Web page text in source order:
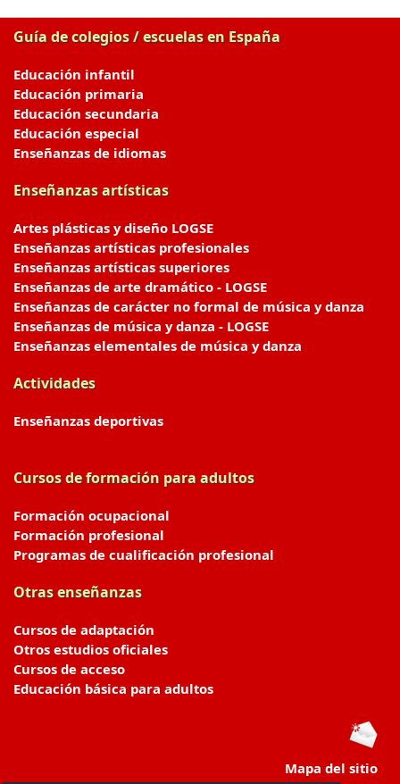
Guía de colegios / escuelas en España
Educación infantil
Educación primaria
Educación secundaria
Educación especial
Enseñanzas de idiomas
Enseñanzas artísticas
Artes plásticas y diseño LOGSE
Enseñanzas artísticas profesionales
Enseñanzas artísticas superiores
Enseñanzas de arte dramático - LOGSE
Enseñanzas de carácter no formal de música y danza
Enseñanzas de música y danza - LOGSE
Enseñanzas elementales de música y danza
Actividades
Enseñanzas deportivas
Cursos de formación para adultos
Formación ocupacional
Formación profesional
Programas de cualificación profesional
Otras enseñanzas
Cursos de adaptación
Otros estudios oficiales
Cursos de acceso
Educación básica para adultos
Mapa del sitio